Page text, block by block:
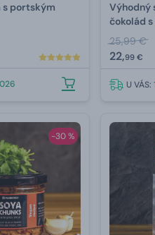
s portským
Výhodný
čokolád
25,99 €
22,99 €
U VÁS:
-30 %